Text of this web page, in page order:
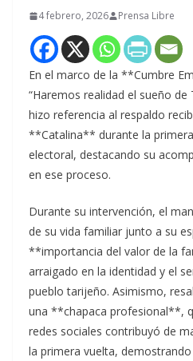
4 febrero, 2026 Prensa Libre
En el marco de la **Cumbre
“Haremos realidad el sueño
hizo referencia al respaldo
**Catalina** durante la
electoral, destacando su
en ese proceso.
Durante su intervención, el
de su vida familiar junto a su
**importancia del valor de la
arraigado en la identidad y el
pueblo tarijeño. Asimismo,
una **chapaca profesional**,
redes sociales contribuyó de
la primera vuelta,